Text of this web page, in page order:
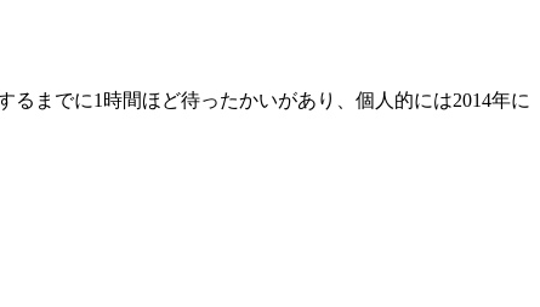
までに1時間ほど待ったかいがあり、個人的には2014年に